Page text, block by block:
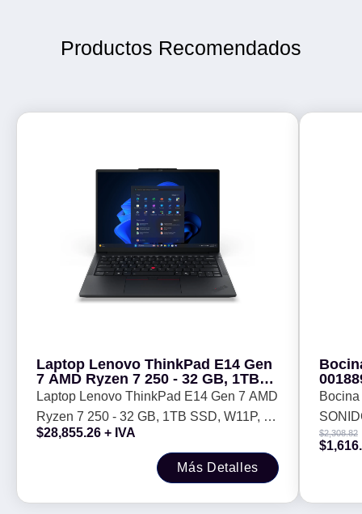
Productos Recomendados
Laptop Lenovo ThinkPad E14 Gen
7 AMD Ryzen 7 250 - 32 GB, 1TB
SSD, W11P, 1 año de garantia
Laptop Lenovo ThinkPad E14 Gen 7 AMD
Ryzen 7 250 - 32 GB, 1TB SSD, W11P, 1
año de garantia
$28,855.26 + IVA
Más Detalles
DE
$2,308.82
$